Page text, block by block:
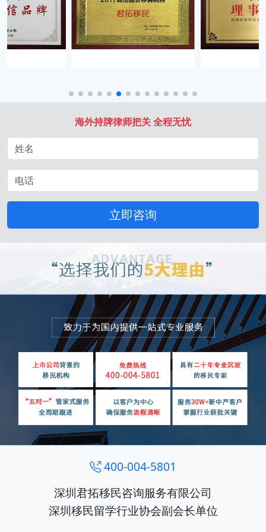
海外持牌律师把关 全程无忧
立即咨询
400-004-5801
深圳君拓移民咨询服务有限公司
深圳移民留学行业协会副会长单位